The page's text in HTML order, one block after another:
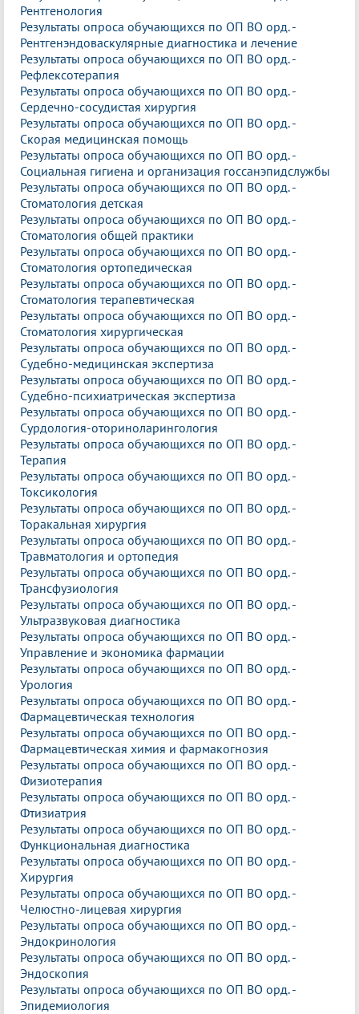
Рентгенология
Результаты опроса обучающихся по ОП ВО орд. -
Рентгенэндоваскулярные диагностика и лечение
Результаты опроса обучающихся по ОП ВО орд. -
Рефлексотерапия
Результаты опроса обучающихся по ОП ВО орд. -
Сердечно-сосудистая хирургия
Результаты опроса обучающихся по ОП ВО орд. -
Скорая медицинская помощь
Результаты опроса обучающихся по ОП ВО орд. -
Социальная гигиена и организация госсанэпидслужбы
Результаты опроса обучающихся по ОП ВО орд. -
Стоматология детская
Результаты опроса обучающихся по ОП ВО орд. -
Стоматология общей практики
Результаты опроса обучающихся по ОП ВО орд. -
Стоматология ортопедическая
Результаты опроса обучающихся по ОП ВО орд. -
Стоматология терапевтическая
Результаты опроса обучающихся по ОП ВО орд. -
Стоматология хирургическая
Результаты опроса обучающихся по ОП ВО орд. -
Судебно-медицинская экспертиза
Результаты опроса обучающихся по ОП ВО орд. -
Судебно-психиатрическая экспертиза
Результаты опроса обучающихся по ОП ВО орд. -
Сурдология-оториноларингология
Результаты опроса обучающихся по ОП ВО орд. -
Терапия
Результаты опроса обучающихся по ОП ВО орд. -
Токсикология
Результаты опроса обучающихся по ОП ВО орд. -
Торакальная хирургия
Результаты опроса обучающихся по ОП ВО орд. -
Травматология и ортопедия
Результаты опроса обучающихся по ОП ВО орд. -
Трансфузиология
Результаты опроса обучающихся по ОП ВО орд. -
Ультразвуковая диагностика
Результаты опроса обучающихся по ОП ВО орд. -
Управление и экономика фармации
Результаты опроса обучающихся по ОП ВО орд. -
Урология
Результаты опроса обучающихся по ОП ВО орд. -
Фармацевтическая технология
Результаты опроса обучающихся по ОП ВО орд. -
Фармацевтическая химия и фармакогнозия
Результаты опроса обучающихся по ОП ВО орд. -
Физиотерапия
Результаты опроса обучающихся по ОП ВО орд. -
Фтизиатрия
Результаты опроса обучающихся по ОП ВО орд. -
Функциональная диагностика
Результаты опроса обучающихся по ОП ВО орд. -
Хирургия
Результаты опроса обучающихся по ОП ВО орд. -
Челюстно-лицевая хирургия
Результаты опроса обучающихся по ОП ВО орд. -
Эндокринология
Результаты опроса обучающихся по ОП ВО орд. -
Эндоскопия
Результаты опроса обучающихся по ОП ВО орд. -
Эпидемиология